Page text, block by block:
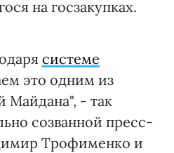
на госзакупках.
системе
это одним из
Майдана", - так
созванной пресс-
Трофименко и